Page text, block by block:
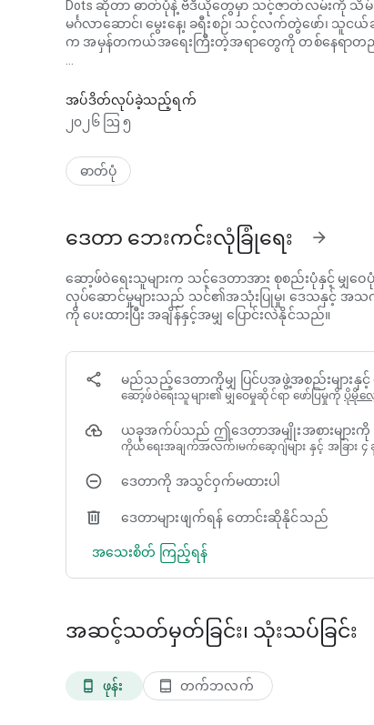
Dots ဆိုတာ ဓာတ်ပုံနဲ့ ဗီဒီယိုတွေမှာ သင့်ဇာတ်လမ်းကို သိမ်
မင်္ဂလာဆောင်၊ မွေးနေ့၊ ခရီးစဉ်၊ သင့်လက်တွဲဖော်၊ သူင
က အမှန်တကယ်အရေးကြီးတဲ့အရာတွေကို တစ်နေရာတည်း
Dotbook ဆိုတာ အယ်လ်ဘမ်တစ်ခုထက် အများကြီးပိုပ
ကို ပေါင်းစပ်ထားတဲ့ ရုပ်ပိုင်းဆိုင်ရာ ဒါမှမဟုတ် ဒစ်ဂျစ်
Dotbook မှာ သင့်ဇာတ်လမ်းကို PDF ဖော်မတ်နဲ့ သိမ်းဆည်
အမှတ်တရများ
သိမ်းဆည်းပြီး စီစဉ်ပါ။ သီးသန့်၊ မျှဝေပြီး ပြန်
စာသားနဲ့ အမှတ်တရတွေကို ထည့်ပါ။
မင်္ဂလာဆောင်များ၊ မွေးနေ့များ၊ ပွဲတော်များနှင့် ထူး
မိသားစု၊ သူငယ်ချင်းများ သို့မဟုတ် ဧည့်သည်များကို ဖိတ်
တည်းတွင် အပ်လုဒ်လုပ်နိုင်မည်ဖြစ်သည်။
ရုပ်ပိုင်းဆိုင်ရာ Dotbook
သင့်အကောင်းဆုံးအမှတ်တရများကို လက်တွေ့ကျကျ၊ လှပပ
Dotbook တစ်ခုစီတွင် ပုံနှိပ်ထားသော ဓာတ်ပုံများ၊ စာသ
နားထောင်နိုင်ရန် QR မှတစ်ဆင့် ဝင်ရောက်ကြည့်ရှုနိုင်သေ
ဒစ်ဂျစ်တယ် Dotbook
သင့်ဇာတ်လမ်း၏ ဒစ်ဂျစ်တယ်ဗားရှင်းကို ဖန်တီးပါ၊ စီစ
ဖြစ်သည်။ သင့်အမှတ်တရများကို ယခုသိမ်းဆည်းထားလိုပ
အရေးကြီးသော ဇာတ်လမ်းများ ပျောက်ကွယ်သွားခြင်း
- ဓာတ်ပုံနဲ့ ဗီဒီယိုတွေကို သီးသန့်လုံခြုံတဲ့နေရာမှာ သိမ်းဆည်
- မိသားစု၊ လက်တွဲဖော်၊ သူငယ်ချင်းတွေ ဒါမှမဟုတ်
အပ်ဒိတ်လုပ်ခဲ့သည့်ရက်
၂၀၂၆ ဩ ၅
ဓာတ်ပုံ
ဒေတာ ဘေးကင်းလုံခြုံရေး arrow_forward
ဆော့ဖ်ဝဲရေးသူများက သင့်ဒေတာအား စုစည်းပုံနှင့် မျှ
လုပ်ဆောင်မှုများသည် သင်၏အသုံးပြုမှု၊ ဒေသနှင့်
ကို ပေးထားပြီး အချိန်နှင့်အမျှ ပြောင်းလဲနိုင်သည်။
မည်သည့်ဒေတာကိုမျှ ပြင်ပအဖွဲ့အစည်းများနှင့် မျှ
ဆော့ဖ်ဝဲရေးသူများ၏ မျှဝေမှုဆိုင်ရာ ဖော်ပြမှုကိုပိုမိုလ
ယခုအက်ပ်သည် ဤဒေတာအမျိုးအစားများကို
ကိုယ်ရေးအချက်အလက်၊မက်ဆေ့ဂျ်များ နှင့် အခြား ၄
ဒေတာကို အသွင်ဝှက်မထားပါ
ဒေတာများဖျက်ရန် တောင်းဆိုနိုင်သည်
အသေးစိတ် ကြည့်ရန်
အဆင့်သတ်မှတ်ခြင်း၊ သုံးသပ်ခြင်း
phone_android ဖုန်း tablet_android တက်ဘလက်